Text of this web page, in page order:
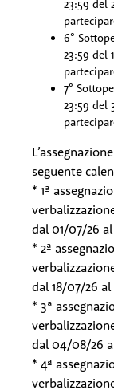
23:59 del
6°
23:59 del
7°
23:59 del
seguente
* 1ª
dal 01/07/26
* 2ª
dal 18/07/26
* 3ª
dal 04/08/26
* 4ª